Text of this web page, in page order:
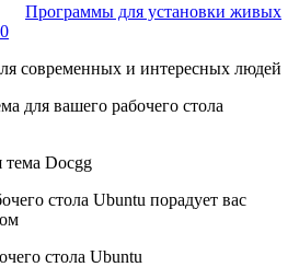
Программы для установки живых
современных и интересных людей
для вашего рабочего стола
тема Docgg
стола Ubuntu порадует вас
стола Ubuntu